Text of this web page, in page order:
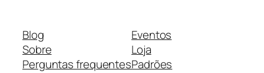
Blog
Sobre
Perguntas frequentes
Eventos
Loja
Padrões